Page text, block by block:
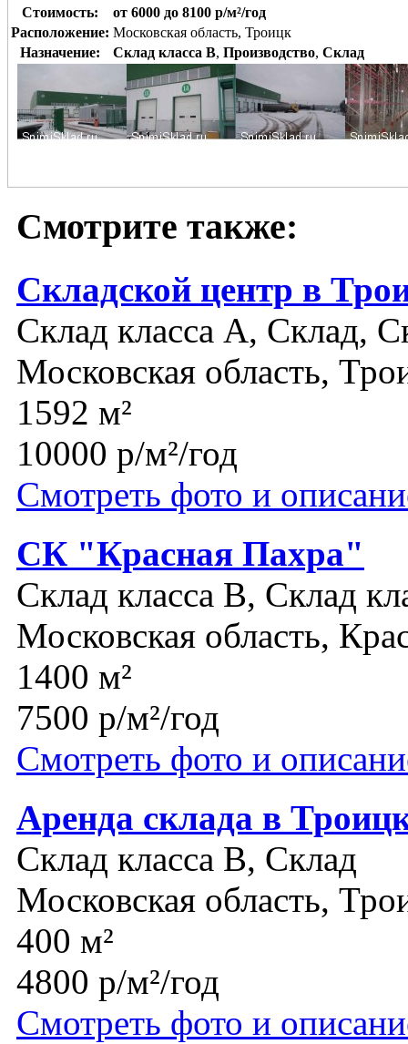
Стоимость:
от 6000 до 8100 р/м²/год
Расположение: Московская область, Троицк
Назначение:
Склад класса B, Производство, Склад
Смотрите также:
Складской центр в
Склад класса A, Склад,
Московская область,
1592 м²
10000 р/м²/год
Смотреть фото и
СК "Красная Пахра"
Склад класса B, Склад
Московская область,
1400 м²
7500 р/м²/год
Смотреть фото и
Аренда склада в
Склад класса B, Склад
Московская область,
400 м²
4800 р/м²/год
Смотреть фото и